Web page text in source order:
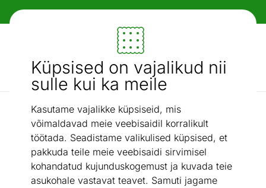
Küpsised on vajalikud nii
sulle kui ka meile
Kasutame vajalikke küpsiseid, mis
võimaldavad meie veebisaidil korralikult
töötada. Seadistame valikulised küpsised, et
pakkuda teile meie veebisaidi sirvimisel
kohandatud kujunduskogemust ja kuvada teie
asukohale vastavat teavet. Samuti jagame
Paindlikud ja mugavad makseviisid!
Mööbel ja sisustus - ON24
Otsi...
AI otsing
Koolikotid / Koolikott-ranits Herlitz Loop Plus Green Rex 16 L